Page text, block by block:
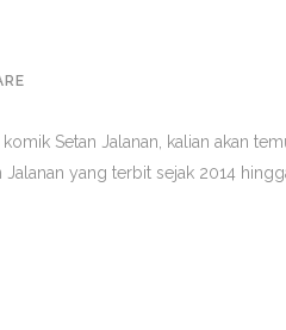
Setan Jalanan, kalian akan
yang terbit sejak 2014